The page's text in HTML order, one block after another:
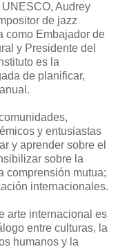
Audrey
de jazz
como Embajador de
y Presidente del
es la
de planificar,
y entusiastas
y aprender sobre el
sobre la
comprensión mutua;
internacionales.
arte internacional es
entre culturas, la
humanos y la